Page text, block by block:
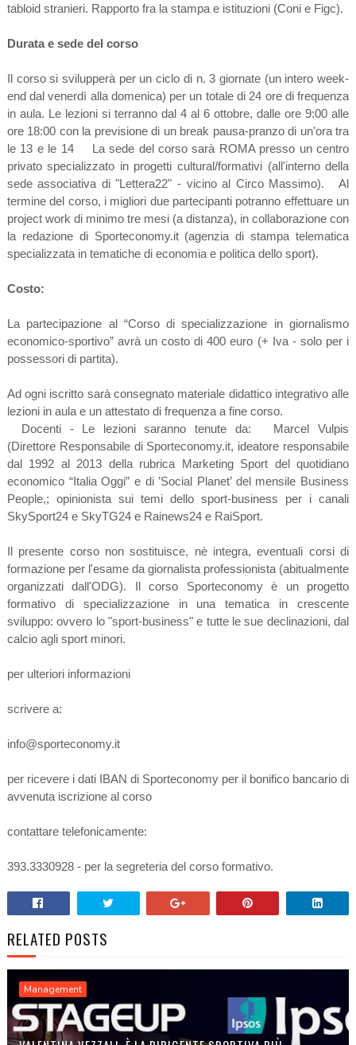
tabloid stranieri. Rapporto fra la stampa e istituzioni (Coni e Figc).
Durata e sede del corso
Il corso si svilupperà per un ciclo di n. 3 giornate (un intero week-
end dal venerdì alla domenica) per un totale di 24 ore di frequenza
in aula. Le lezioni si terranno dal 4 al 6 ottobre, dalle ore 9:00 alle
ore 18:00 con la previsione di un break pausa-pranzo di un'ora tra
le 13 e le 14 La sede del corso sarà ROMA presso un centro
privato specializzato in progetti cultural/formativi (all'interno della
sede associativa di "Lettera22" - vicino al Circo Massimo). Al
termine del corso, i migliori due partecipanti potranno effettuare un
project work di minimo tre mesi (a distanza), in collaborazione con
la redazione di Sporteconomy.it (agenzia di stampa telematica
specializzata in tematiche di economia e politica dello sport).
Costo:
La partecipazione al “Corso di specializzazione in giornalismo
economico-sportivo” avrà un costo di 400 euro (+ Iva - solo per i
possessori di partita).
Ad ogni iscritto sarà consegnato materiale didattico integrativo alle
lezioni in aula e un attestato di frequenza a fine corso.
Docenti - Le lezioni saranno tenute da: Marcel Vulpis
(Direttore Responsabile di Sporteconomy.it, ideatore responsabile
dal 1992 al 2013 della rubrica Marketing Sport del quotidiano
economico “Italia Oggi” e di ’Social Planet’ del mensile Business
People,; opinionista sui temi dello sport-business per i canali
SkySport24 e SkyTG24 e Rainews24 e RaiSport.
Il presente corso non sostituisce, nè integra, eventuali corsi di
formazione per l'esame da giornalista professionista (abitualmente
organizzati dall'ODG). Il corso Sporteconomy è un progetto
formativo di specializzazione in una tematica in crescente
sviluppo: ovvero lo "sport-business" e tutte le sue declinazioni, dal
calcio agli sport minori.
per ulteriori informazioni
scrivere a:
info@sporteconomy.it
per ricevere i dati IBAN di Sporteconomy per il bonifico bancario di
avvenuta iscrizione al corso
contattare telefonicamente:
393.3330928 - per la segreteria del corso formativo.
RELATED POSTS
Management